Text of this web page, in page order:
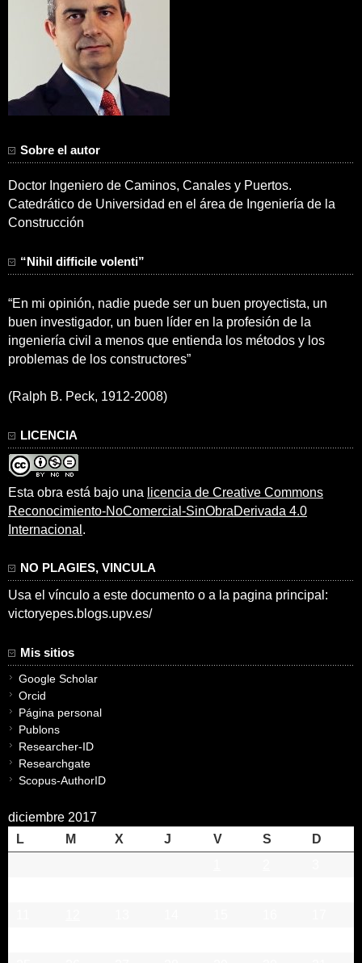
Sobre el autor
Doctor Ingeniero de Caminos, Canales y Puertos.
Catedrático de Universidad en el área de Ingeniería de la
Construcción
“Nihil difficile volenti”
“En mi opinión, nadie puede ser un buen proyectista, un
buen investigador, un buen líder en la profesión de la
ingeniería civil a menos que entienda los métodos y los
problemas de los constructores”
(Ralph B. Peck, 1912-2008)
LICENCIA
Esta obra está bajo una licencia de Creative Commons
Reconocimiento-NoComercial-SinObraDerivada 4.0
Internacional .
NO PLAGIES, VINCULA
Usa el vínculo a este documento o a la pagina principal:
victoryepes.blogs.upv.es/
Mis sitios
Google Scholar
Orcid
Página personal
Publons
Researcher-ID
Researchgate
Scopus-AuthorID
diciembre 2017
L
M X J V S
D